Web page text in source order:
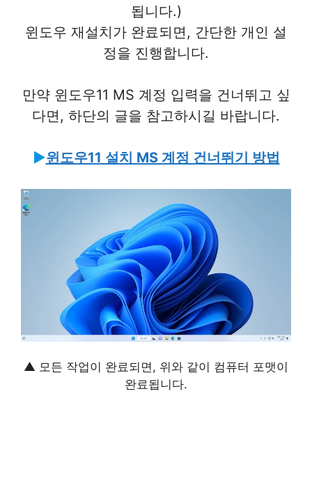
됩니다.)
윈도우 재설치가 완료되면, 간단한 개인 설
정을 진행합니다.
만약 윈도우11 MS 계정 입력을 건너뛰고 싶
다면, 하단의 글을 참고하시길 바랍니다.
▶윈도우11 설치 MS 계정 건너뛰기 방법
▲ 모든 작업이 완료되면, 위와 같이 컴퓨터 포맷이
완료됩니다.